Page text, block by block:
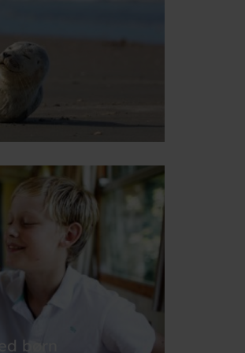
venter dig her.
børn